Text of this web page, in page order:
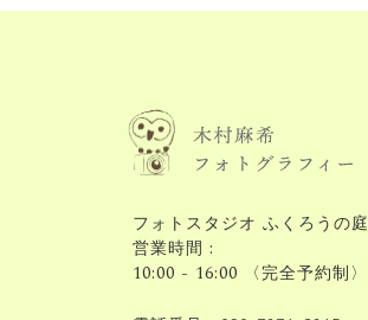
フォトスタジオ ふくろうの庭
営業時間 :
10:00 - 16:00 〈完全予約制〉